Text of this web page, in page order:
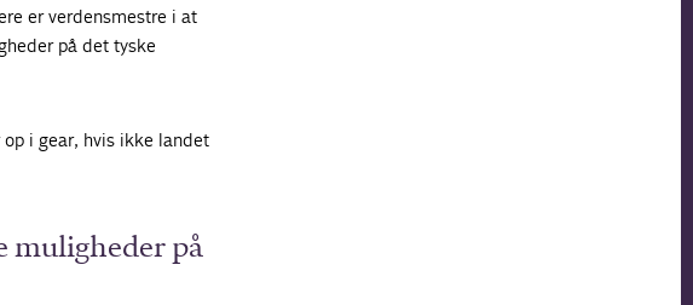
er verdensmestre i at
på det tyske
i gear, hvis ikke landet
muligheder på